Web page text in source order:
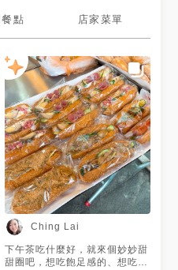
點 店家菜單
Ching Lai
下午茶吃什麼好，就來個妙妙甜
甜圈吧，想吃飽足感的、想吃沙